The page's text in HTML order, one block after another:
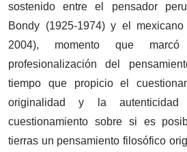
sostenido entre el pensador
Bondy (1925-1974) y el
2004), momento que
profesionalización del
tiempo que propicio el
originalidad y la
cuestionamiento sobre si es
tierras un pensamiento filosófico